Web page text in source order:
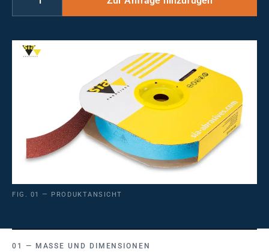
FIG. 01 — PRODUKTANSICHT
MASSE UND DIMENSIONEN